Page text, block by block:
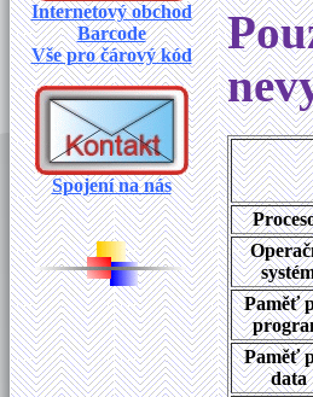
Internetový obchod
Barcode
Vše pro čárový kód
Spojení na nás
Paměť
Paměť
data